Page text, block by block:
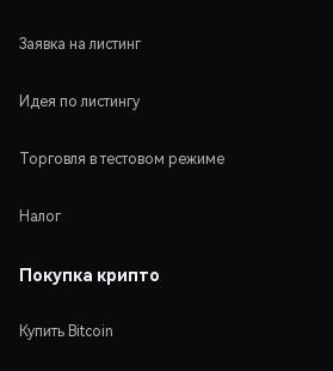
Заявка на листинг
Идея по листингу
Торговля в тестовом режиме
Налог
Покупка крипто
Купить Bitcoin